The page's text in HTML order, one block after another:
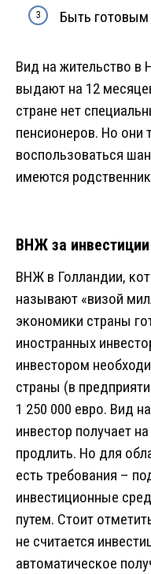
Быть готовым
Вид на жительство в
выдают на 12
стране нет
пенсионеров. Но они
воспользоваться
имеются
ВНЖ за инвестиции
ВНЖ в Голландии,
называют «визой
экономики страны
иностранных
инвестором
страны (в
1 250 000 евро. Вид
инвестор получает
продлить. Но для
есть требования –
инвестиционные
путем. Стоит
не считается
автоматическое